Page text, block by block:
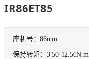
IR86ET85
座机号：86mm
保持转矩：3.50-12.50N.m